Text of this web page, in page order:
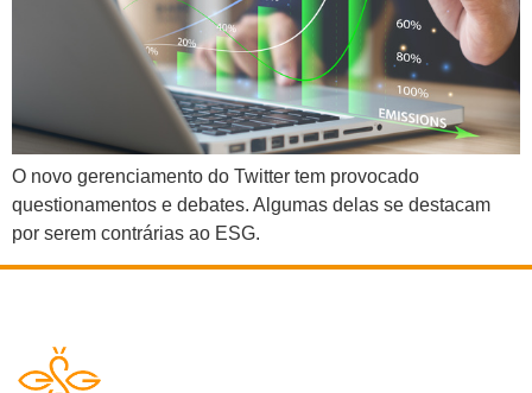
O novo gerenciamento do Twitter tem provocado
questionamentos e debates. Algumas delas se destacam
por serem contrárias ao ESG.